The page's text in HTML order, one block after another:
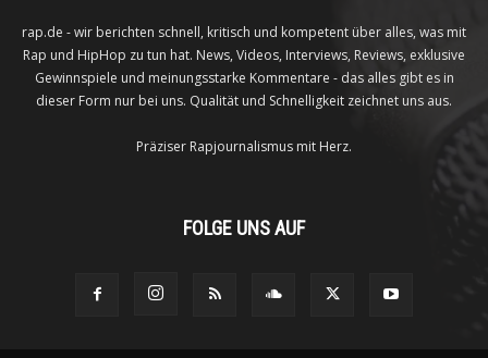
rap.de - wir berichten schnell, kritisch und kompetent über alles, was mit
Rap und HipHop zu tun hat. News, Videos, Interviews, Reviews, exklusive
Gewinnspiele und meinungsstarke Kommentare - das alles gibt es in
dieser Form nur bei uns. Qualität und Schnelligkeit zeichnet uns aus.
Präziser Rapjournalismus mit Herz.
FOLGE UNS AUF